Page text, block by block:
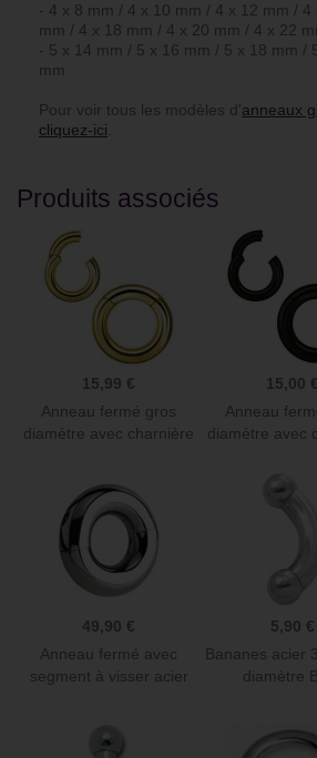
- 4 x 8 mm / 4 x 10 mm / 4 x 12 mm / 4
mm / 4 x 18 mm / 4 x 20 mm / 4 x 22
- 5 x 14 mm / 5 x 16 mm / 5 x 18 mm /
mm
Pour voir tous les modèles d'anneaux
cliquez-ici
Produits associés
15,99 €
Anneau fermé gros
diamètre avec charnière
15,00 €
Anneau
diamètre avec
49,90 €
Anneau fermé avec
segment à visser acier
5,90 €
Bananes acier
diamètre